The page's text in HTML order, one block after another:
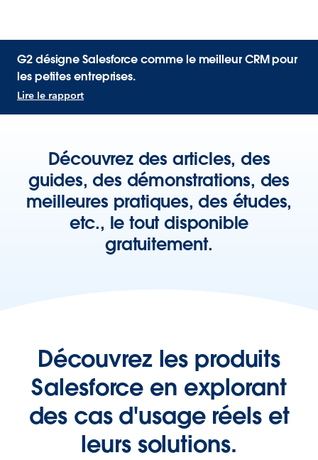
G2 désigne Salesforce comme le meilleur CRM pour
les petites entreprises.
Lire le rapport
Découvrez des articles, des
guides, des démonstrations, des
meilleures pratiques, des études,
etc., le tout disponible
gratuitement.
Découvrez les produits
Salesforce en explorant
des cas d'usage réels et
leurs solutions.